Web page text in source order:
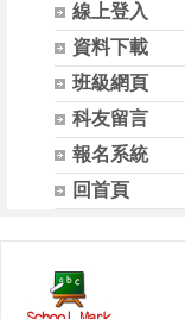
線上登入
資料下載
班級網頁
科友留言
報名系統
回首頁